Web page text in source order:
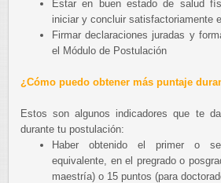
Estar en buen estado de salud
iniciar y concluir satisfactoriamente
Firmar declaraciones juradas y
el Módulo de Postulación
¿Cómo puedo obtener más puntaje
Estos son algunos indicadores que te
durante tu postulación:
Haber obtenido el primer o
equivalente, en el pregrado o
maestría) o 15 puntos (para